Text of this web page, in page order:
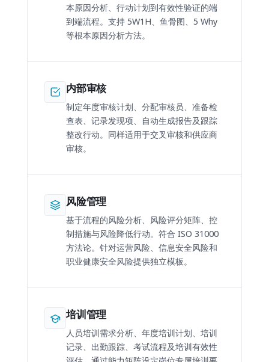
本原因分析、行动计划到有效性验证的端
到端流程。支持 5W1H、鱼骨图、5 Why
等根本原因分析方法。
内部审核
制定年度审核计划、分配审核员、准备检
查表、记录发现项、自动生成报告及跟踪
整改行动。同样适用于交叉审核和供应商
审核。
风险管理
基于流程的风险分析、风险评分矩阵、控
制措施与风险降低行动。符合 ISO 31000
方法论。针对运营风险、信息安全风险和
职业健康安全风险提供独立模板。
培训管理
人员培训需求分析、年度培训计划、培训
记录、出勤跟踪、考试流程及培训有效性